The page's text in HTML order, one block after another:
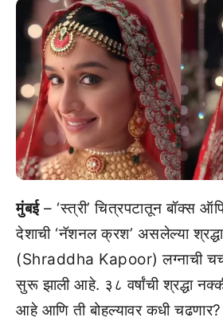
मुंबई– ‘स्त्री’ चित्रपटातून बॉक्स
देशाची ‘नॅशनल क्रश’ असलेल्या
(Shraddha Kapoor) लग्नाची
सुरू झाली आहे. ३८ वर्षांची श्रद्धा
आहे आणि ती बोहल्यावर कधी चढणार?